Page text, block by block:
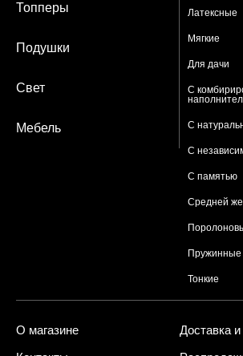
Латексные
Мягкие
Для дачи
С
С
С
С памятью
Средней
Пружинные
Тонкие
Топперы
Подушки
Свет
Мебель
О магазине
Доставка